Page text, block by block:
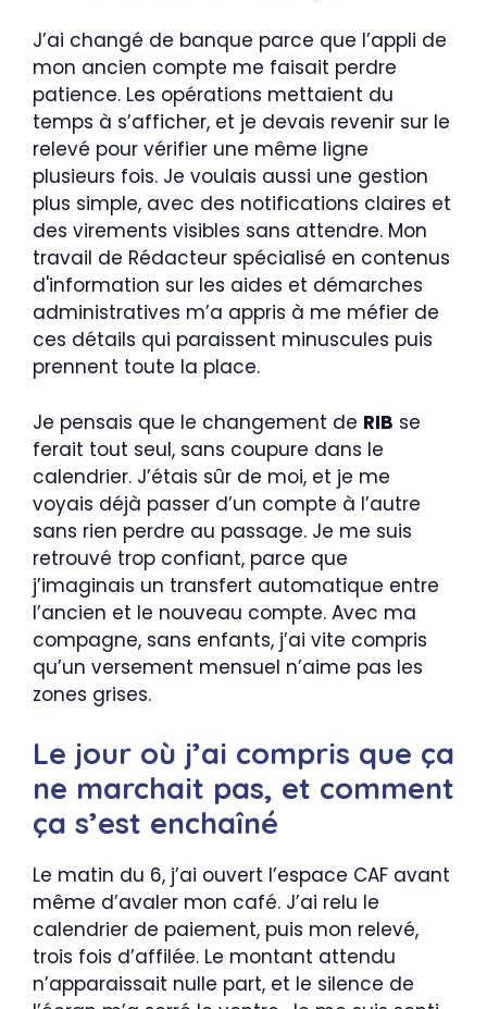
J’ai changé de banque parce que l’appli de
mon ancien compte me faisait perdre
patience. Les opérations mettaient du
temps à s’afficher, et je devais revenir sur le
relevé pour vérifier une même ligne
plusieurs fois. Je voulais aussi une gestion
plus simple, avec des notifications claires et
des virements visibles sans attendre. Mon
travail de Rédacteur spécialisé en contenus
d'information sur les aides et démarches
administratives m’a appris à me méfier de
ces détails qui paraissent minuscules puis
prennent toute la place.
Je pensais que le changement de RIB se
ferait tout seul, sans coupure dans le
calendrier. J’étais sûr de moi, et je me
voyais déjà passer d’un compte à l’autre
sans rien perdre au passage. Je me suis
retrouvé trop confiant, parce que
j’imaginais un transfert automatique entre
l’ancien et le nouveau compte. Avec ma
compagne, sans enfants, j’ai vite compris
qu’un versement mensuel n’aime pas les
zones grises.
Le jour où j’ai compris que ça
ne marchait pas, et comment
ça s’est enchaîné
Le matin du 6, j’ai ouvert l’espace CAF avant
même d’avaler mon café. J’ai relu le
calendrier de paiement, puis mon relevé,
trois fois d’affilée. Le montant attendu
n’apparaissait nulle part, et le silence de